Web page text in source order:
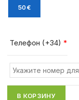
50€
Телефон (+34) *
В КОРЗИНУ